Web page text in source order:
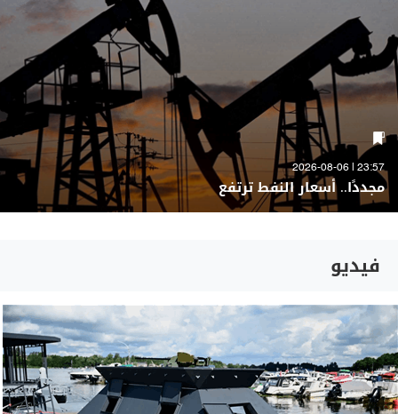
23:57 | 2026-08-06
مجددًا.. أسعار النفط ترتفع
فيديو